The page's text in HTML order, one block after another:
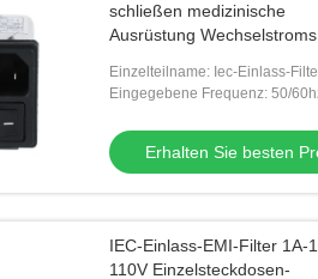
schließen medizinische
Ausrüstung
Einzelteilname: Iec-Einlass-
Schalter
Eingegebene Frequenz: 50/
Erhalten Sie besten
IEC-Einlass-EMI-Filter 1A-
110V Einzelsteckdosen-